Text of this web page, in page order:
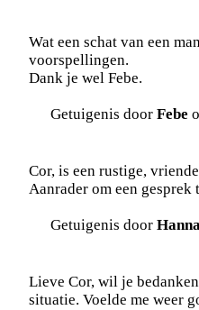
Wat een schat van een
voorspellingen.
Dank je wel Febe.
Getuigenis door Febe
Cor, is een rustige,
Aanrader om een
Getuigenis door
Lieve Cor, wil je
situatie. Voelde me weer